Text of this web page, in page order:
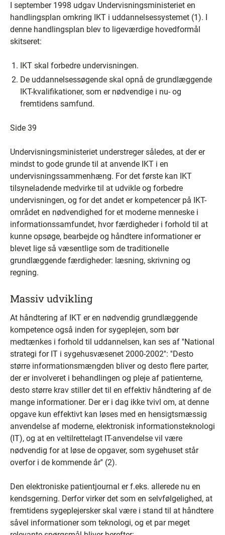
I september 1998 udgav Undervisningsministeriet en
handlingsplan omkring IKT i uddannelsessystemet (1). I
denne handlingsplan blev to ligeværdige hovedformål
skitseret:
IKT skal forbedre undervisningen.
De uddannelsessøgende skal opnå de grundlæggende
IKT-kvalifikationer, som er nødvendige i nu- og
fremtidens samfund.
Side 39
Undervisningsministeriet understreger således, at der er
mindst to gode grunde til at anvende IKT i en
undervisningssammenhæng. For det første kan IKT
tilsyneladende medvirke til at udvikle og forbedre
undervisningen, og for det andet er kompetencer på IKT-
området en nødvendighed for et moderne menneske i
informationssamfundet, hvor færdigheder i forhold til at
kunne opsøge, bearbejde og håndtere informationer er
blevet lige så væsentlige som de traditionelle
grundlæggende færdigheder: læsning, skrivning og
regning.
Massiv udvikling
At håndtering af IKT er en nødvendig grundlæggende
kompetence også inden for sygeplejen, som bør
medtænkes i forhold til uddannelsen, kan ses af ''National
strategi for IT i sygehusvæsenet 2000-2002'': ''Desto
større informationsmængden bliver og desto flere parter,
der er involveret i behandlingen og pleje af patienterne,
desto større krav stiller det til en effektiv håndtering af de
mange informationer. Der er i dag ikke tvivl om, at denne
opgave kun effektivt kan løses med en hensigtsmæssig
anvendelse af moderne, elektronisk informationsteknologi
(IT), og at en veltilrettelagt IT-anvendelse vil være
nødvendig for at løse de opgaver, som sygehuset står
overfor i de kommende år'' (2).
Den elektroniske patientjournal er f.eks. allerede nu en
kendsgerning. Derfor virker det som en selvfølgelighed, at
fremtidens sygeplejersker skal være i stand til at håndtere
såvel informationer som teknologi, og et par meget